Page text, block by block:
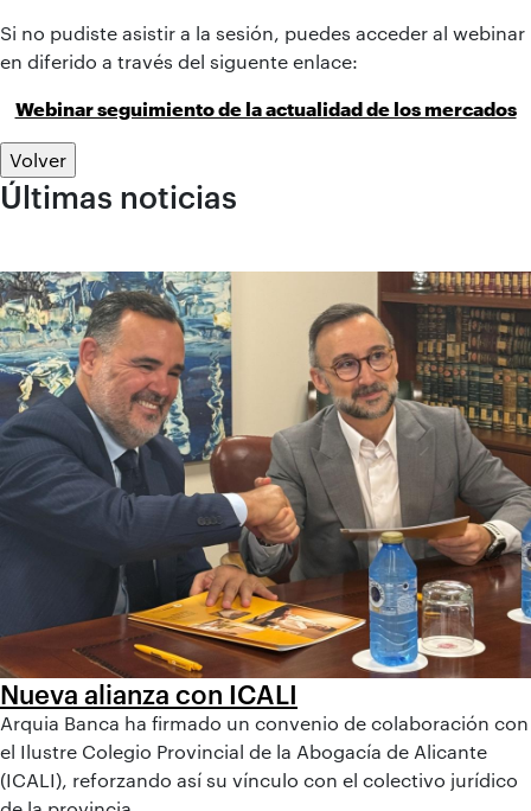
Si no pudiste asistir a la sesión, puedes acceder al webinar
en diferido a través del siguente enlace:
Webinar seguimiento de la actualidad de los mercados
Volver
Últimas noticias
Nueva alianza con ICALI
Arquia Banca ha firmado un convenio de colaboración con
el Ilustre Colegio Provincial de la Abogacía de Alicante
(ICALI), reforzando así su vínculo con el colectivo jurídico